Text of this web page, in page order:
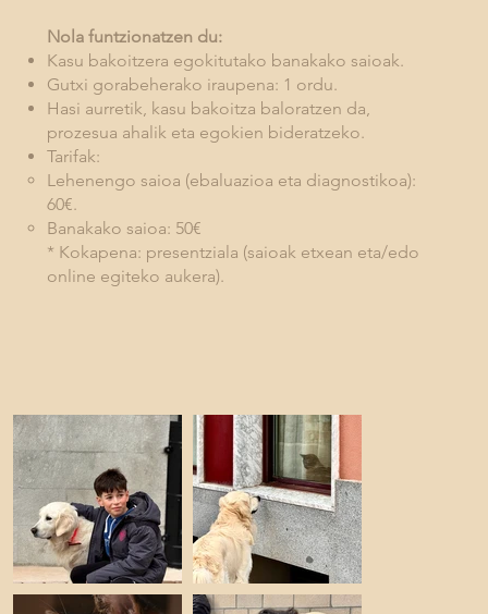
Nola funtzionatzen du:
Kasu bakoitzera egokitutako banakako saioak.
Gutxi gorabeherako iraupena: 1 ordu.
Hasi aurretik, kasu bakoitza baloratzen da,
prozesua ahalik eta egokien bideratzeko.
Tarifak:
Lehenengo saioa (ebaluazioa eta diagnostikoa):
60€.
Banakako saioa: 50€
* Kokapena: presentziala (saioak etxean eta/edo
online egiteko aukera).​